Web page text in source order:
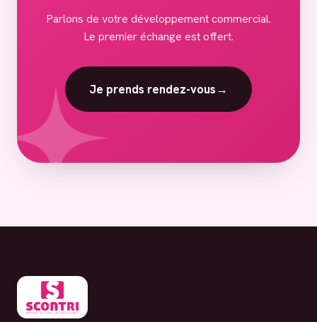
Parlons de votre développement commercial.
Le premier échange est offert.
Je prends rendez-vous→